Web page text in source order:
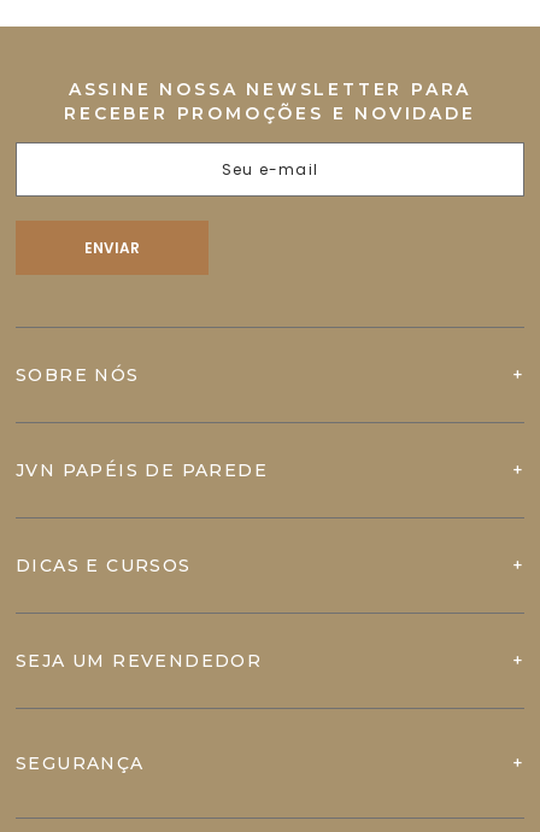
SOBRE NÓS
JVN PAPÉIS DE PAREDE
DICAS E CURSOS
SEJA UM REVENDEDOR
SEGURANÇA
ASSINE NOSSA NEWSLETTER PARA
RECEBER PROMOÇÕES E NOVIDADE